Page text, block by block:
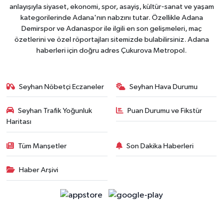
anlayışıyla siyaset, ekonomi, spor, asayiş, kültür-sanat ve yaşam
kategorilerinde Adana'nın nabzını tutar. Özellikle Adana
Demirspor ve Adanaspor ile ilgili en son gelişmeleri, maç
özetlerini ve özel röportajları sitemizde bulabilirsiniz. Adana
haberleri için doğru adres Çukurova Metropol.
Seyhan Nöbetçi Eczaneler Seyhan Hava Durumu
Seyhan Trafik Yoğunluk
Haritası
Puan Durumu ve Fikstür
Tüm Manşetler Son Dakika Haberleri
Haber Arşivi